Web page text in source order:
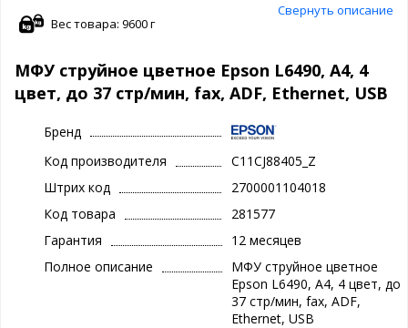
Свернуть описание
Вес товара: 9600 г
МФУ струйное цветное Epson L6490, A4, 4
цвет, до 37 стр/мин, fax, ADF, Ethernet, USB
Бренд
Код производителя
C11CJ88405_Z
Штрих код
2700001104018
Код товара
281577
Гарантия
12 месяцев
Полное описание
МФУ струйное цветное
Epson L6490, A4, 4 цвет, до
37 стр/мин, fax, ADF,
Ethernet, USB